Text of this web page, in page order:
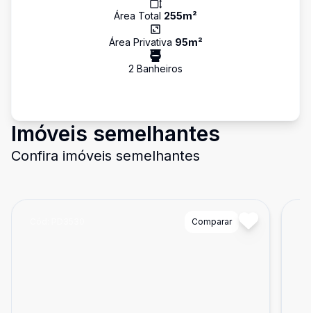
Área Total 255m²
Área Privativa 95m²
2 Banheiros
Imóveis semelhantes
Confira imóveis semelhantes
Comparar